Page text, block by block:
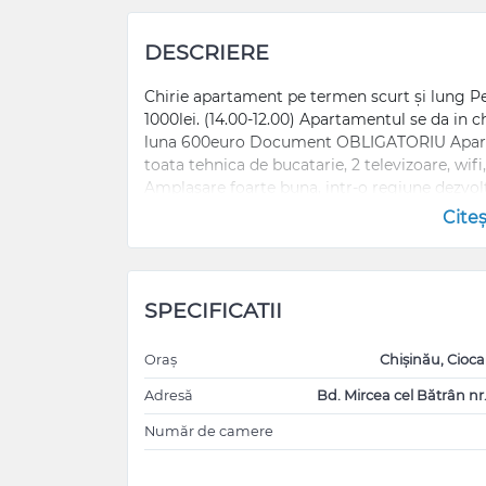
DESCRIERE
Chirie apartament pe termen scurt și lung
1000lei. (14.00-12.00) Apartamentul se da in
luna 600euro Document OBLIGATORIU
toata tehnica de bucatarie, 2 televizoare,
Amplasare foarte buna, intr-o regiune
magazine, farmacii, restaurante, pădure.
pretul este + 100 lei La un termen mai
человек! ОБЯЗАТЕЛЬНЫЙ документ
всей кухонной техникой, 2 телевизора,
рестораны, лес. При аренде от 7 дней
более длительной аренде цена
SPECIFICATII
Oraș Chișinău,
Adresă Bd. Mircea cel Bătrân
Număr de camere